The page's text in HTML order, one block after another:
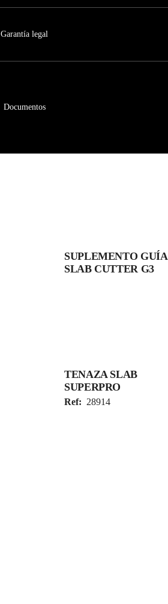
Garantía legal
Documentos
SUPLEMENTO GUÍA
SLAB CUTTER G3
TENAZA SLAB
SUPERPRO
Ref: 28914